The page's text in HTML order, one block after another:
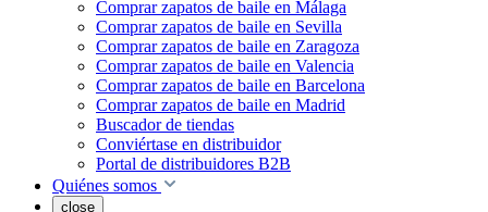
Comprar zapatos de baile en Málaga
Comprar zapatos de baile en Sevilla
Comprar zapatos de baile en Zaragoza
Comprar zapatos de baile en Valencia
Comprar zapatos de baile en Barcelona
Comprar zapatos de baile en Madrid
Buscador de tiendas
Conviértase en distribuidor
Portal de distribuidores B2B
Quiénes somos
close